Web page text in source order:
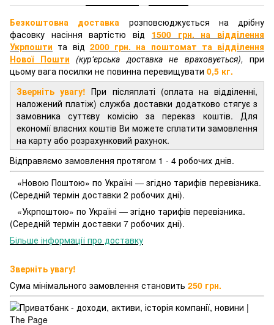
Безкоштовна доставка розповсюджується на дрібну
фасовку насіння вартістю від 1500 грн. на відділення
Укрпошти та від 2000 грн. на поштомат та відділення
Нової Пошти (кур'єрська доставка не враховується), при
цьому вага посилки не повинна перевищувати 0,5 кг.
Зверніть увагу! При післяплаті (оплата на відділенні,
наложений платіж) служба доставки додатково стягує з
замовника суттєву комісію за переказ коштів. Для
економії власних коштів Ви можете сплатити замовлення
на карту або розрахунковий рахунок.
Відправяємо замовлення протягом 1 - 4 робочих днів.
«Новою Поштою» по Україні — згідно тарифів перевізника.
(Середній термін доставки 2 робочих дні).
«Укрпоштою» по Україні — згідно тарифів перевізника.
(Середній термін доставки 7 робочих дні).
Більше інформації про доставку
Зверніть увагу!
Сума мінімального замовлення становить 250 грн.